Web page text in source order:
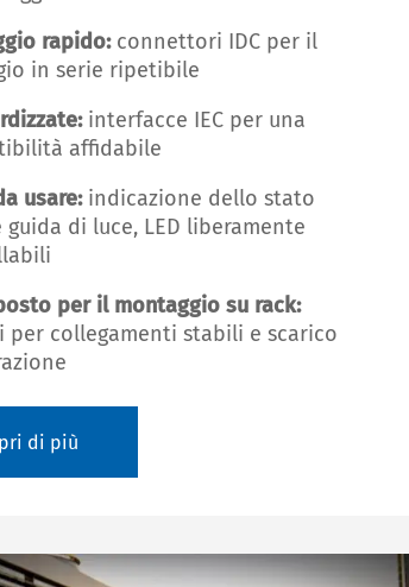
rapido:connettori IDC per il
in serie ripetibile
interfacce IEC per una
affidabile
usare: indicazione dello stato
di luce, LED liberamente
per il montaggio su rack:
per collegamenti stabili e scarico
di più